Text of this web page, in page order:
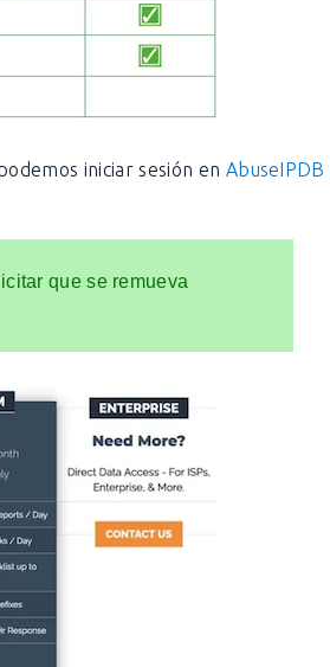
iniciar sesión en AbuseIPDB
que se remueva